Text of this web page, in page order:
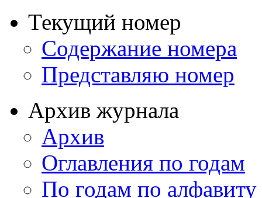
Текущий номер
Содержание номера
Представляю номер
Архив журнала
Архив
Оглавления по годам
По годам по алфавиту